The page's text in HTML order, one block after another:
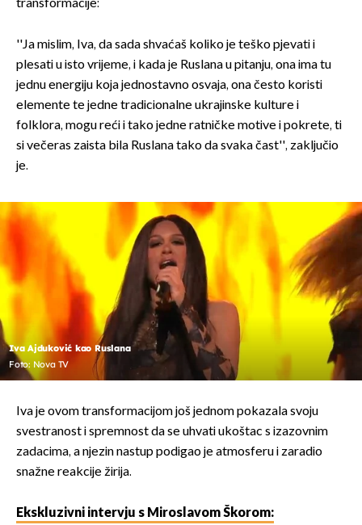
transformacije:
''Ja mislim, Iva, da sada shvaćaš koliko je teško pjevati i
plesati u isto vrijeme, i kada je Ruslana u pitanju, ona ima tu
jednu energiju koja jednostavno osvaja, ona često koristi
elemente te jedne tradicionalne ukrajinske kulture i
folklora, mogu reći i tako jedne ratničke motive i pokrete, ti
si večeras zaista bila Ruslana tako da svaka čast'', zaključio
je.
Iva Ajduković kao Ruslana
Foto: Nova TV
Iva je ovom transformacijom još jednom pokazala svoju
svestranost i spremnost da se uhvati ukoštac s izazovnim
zadacima, a njezin nastup podigao je atmosferu i zaradio
snažne reakcije žirija.
Ekskluzivni intervju s Miroslavom Škorom: